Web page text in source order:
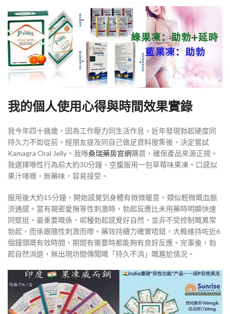
我的個人使用心得與時間效果實錄
我今年四十幾歲，因為工作壓力同生活作息，近年發現勃起硬度同
持久力不如從前。經朋友提及同自己做足資料搜集後，決定嘗試
Kamagra Oral Jelly。我喺桑瑞藥房官網購買，確保產品來源正規。
我選擇喺性行為前大約30分鐘，空腹服用一包草莓味果凍。口感似
果汁啫喱，無藥味，容易接受。
服用後大約15分鐘，開始感覺到身體有微微暖意，類似輕微嘅血脈
流通感。當有親密愛撫等性刺激時，勃起反應比未用藥時明顯快速
同堅挺。最重要嘅係，呢種勃起感覺好自然，並非不受控制嘅異常
勃起，而係跟隨性刺激而嚟。藥效持續力確實唔錯，大概維持咗近6
個鐘頭嘅有效時間，期間有需要時都能夠有良好反應。完事後，勃
起自然消退，無出現坊間傳聞嘅「持久不消」嘅尷尬情況。